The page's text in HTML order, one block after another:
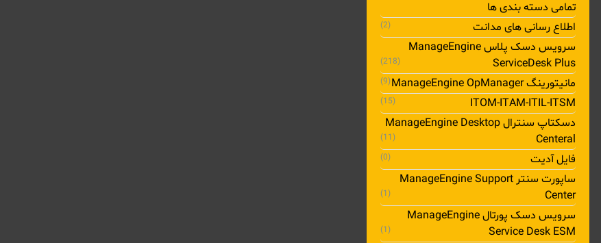
تمامی دسته بندی ها
اطلاع رسانی های مدانت
(2)
سرویس دسک پلاس ManageEngine
ServiceDesk Plus
(218)
مانیتورینگ ManageEngine OpManager (9)
ITOM-ITAM-ITIL-ITSM
(15)
دسکتاپ سنترال ManageEngine Desktop
Centeral
(11)
فایل آدیت (0)
ساپورت سنتر ManageEngine Support
Center
(1)
سرویس دسک پورتال ManageEngine
Service Desk ESM
(1)